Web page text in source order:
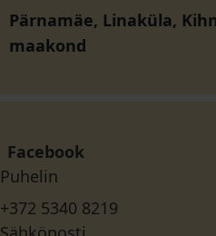
Pärnamäe, Linaküla,
maakond
Facebook
Puhelin
+372 5340 8219